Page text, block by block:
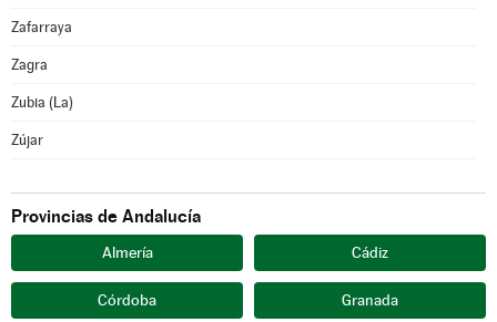
Zafarraya
Zagra
Zubia (La)
Zújar
Provincias de Andalucía
Almería Cádiz
Córdoba Granada